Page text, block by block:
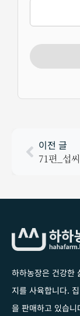
이전 글
하하농장은 건강한
지를 사육합니다.
을 판매하고 있습니